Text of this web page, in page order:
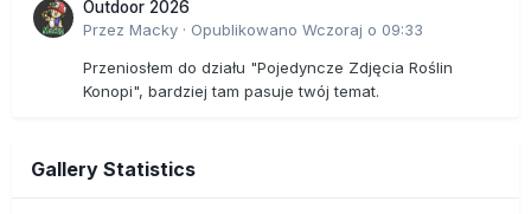
Outdoor 2026
Przez Macky · Opublikowano Wczoraj o 09:33
Przeniosłem do działu "Pojedyncze Zdjęcia Roślin
Konopi", bardziej tam pasuje twój temat.
Gallery Statistics